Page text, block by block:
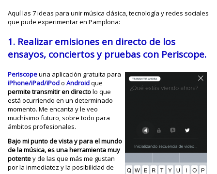
Aquí las 7 ideas para unir música clásica, tecnología y redes sociales
que pude experimentar en Pamplona:
1. Realizar emisiones en directo de los
ensayos, conciertos y pruebas con Periscope.
Periscopeuna aplicación gratuita para
iPhone/iPad/iPodoAndroidque
permite transmitir en directolo que
está ocurriendo en un determinado
momento. Me encanta y le veo
muchísimo futuro, sobre todo para
ámbitos profesionales.
Bajo mi punto de vista y para el mundo
de la música, es una herramienta muy
potentey de las que más me gustan
por la inmediatez y la posibilidad de